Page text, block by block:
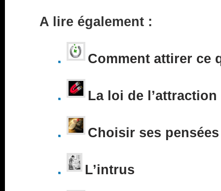
A lire également :
Comment attirer ce
La loi de l’attraction
Choisir ses pensées
L’intrus